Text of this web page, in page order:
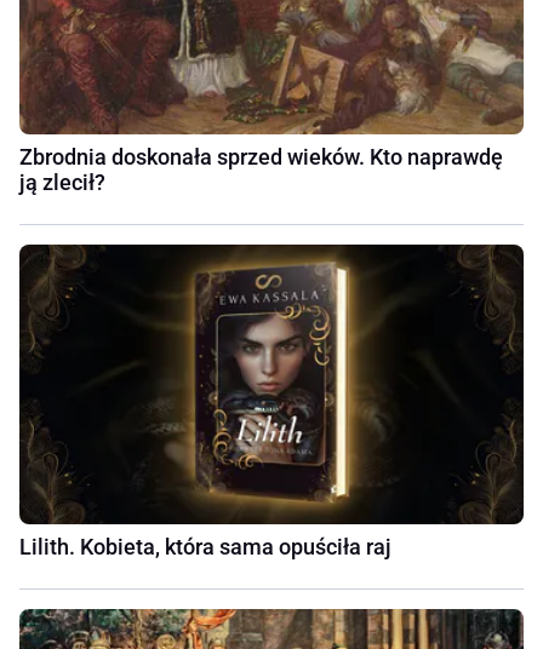
Zbrodnia doskonała sprzed wieków. Kto naprawdę
ją zlecił?
Lilith. Kobieta, która sama opuściła raj